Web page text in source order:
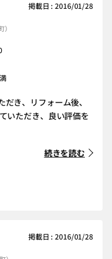
掲載日 : 2016/01/28
き、リフォーム後、
いただき、良い評価を
続きを読む
掲載日 : 2016/01/28